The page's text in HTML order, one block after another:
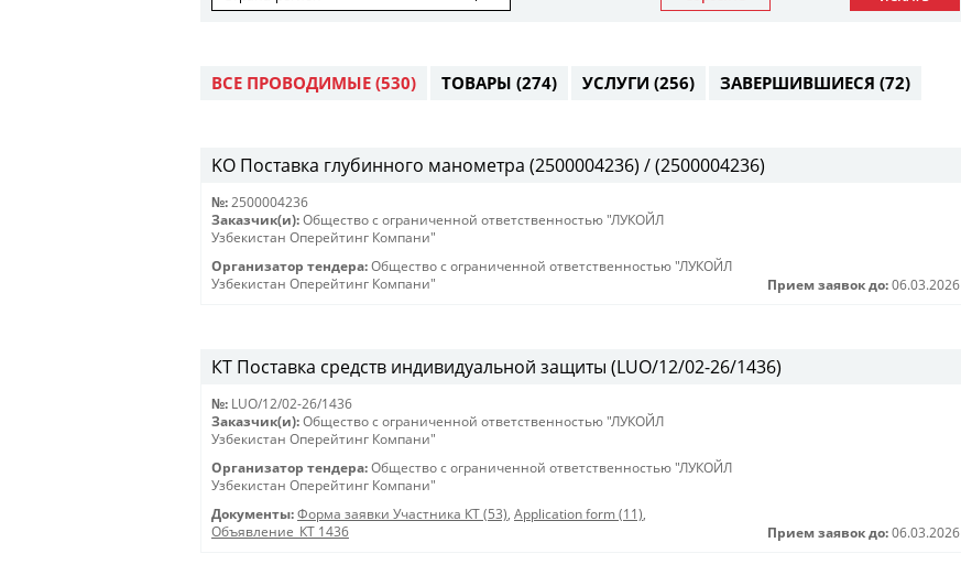
ВСЕ ПРОВОДИМЫЕ (530) ТОВАРЫ (274) УСЛУГИ (256) ЗАВЕРШИВШИЕСЯ (72)
KO Поставка глубинного манометра (2500004236) / (2500004236)
№: 2500004236
Заказчик(и): Общество с ограниченной ответственностью "ЛУКОЙЛ
Узбекистан Оперейтинг Компани"
Организатор тендера: Общество с ограниченной ответственностью "ЛУКОЙЛ
Узбекистан Оперейтинг Компани"
Прием заявок до: 06.03.2026
КТ Поставка средств индивидуальной защиты (LUO/12/02-26/1436)
№: LUO/12/02-26/1436
Заказчик(и): Общество с ограниченной ответственностью "ЛУКОЙЛ
Узбекистан Оперейтинг Компани"
Организатор тендера: Общество с ограниченной ответственностью "ЛУКОЙЛ
Узбекистан Оперейтинг Компани"
Документы: Форма заявки Участника КТ (53), Application form (11),
Объявление_КТ 1436
Прием заявок до: 06.03.2026